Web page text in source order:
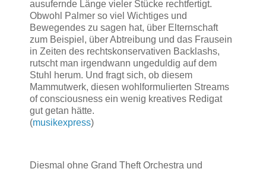
ausufernde Länge vieler Stücke rechtfertigt.
Obwohl Palmer so viel Wichtiges und
Bewegendes zu sagen hat, über Elternschaft
zum Beispiel, über Abtreibung und das Frausein
in Zeiten des rechtskonservativen Backlashs,
rutscht man irgendwann ungeduldig auf dem
Stuhl herum. Und fragt sich, ob diesem
Mammutwerk, diesen wohlformulierten Streams
of consciousness ein wenig kreatives Redigat
gut getan hätte.
(musikexpress)
Diesmal ohne Grand Theft Orchestra und